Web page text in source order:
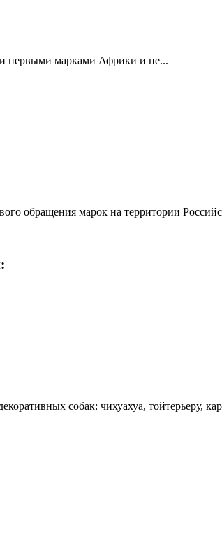
первыми марками Африки и пе...
обращения марок на территории
собак: чихуахуа, тойтерьеру,